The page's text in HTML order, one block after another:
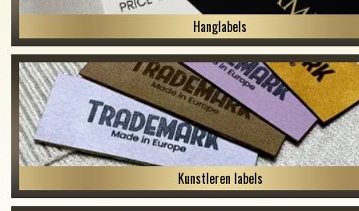
Hanglabels
Kunstleren labels